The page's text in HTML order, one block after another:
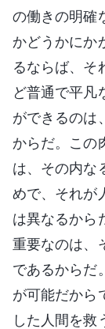
の働きの明確
かどうかにか
るならば、そ
ど普通で平凡
ができるのは
からだ。この
は、その内な
めで、それが
は異なるから
重要なのは、
であるからだ
が可能だから
した人間を救